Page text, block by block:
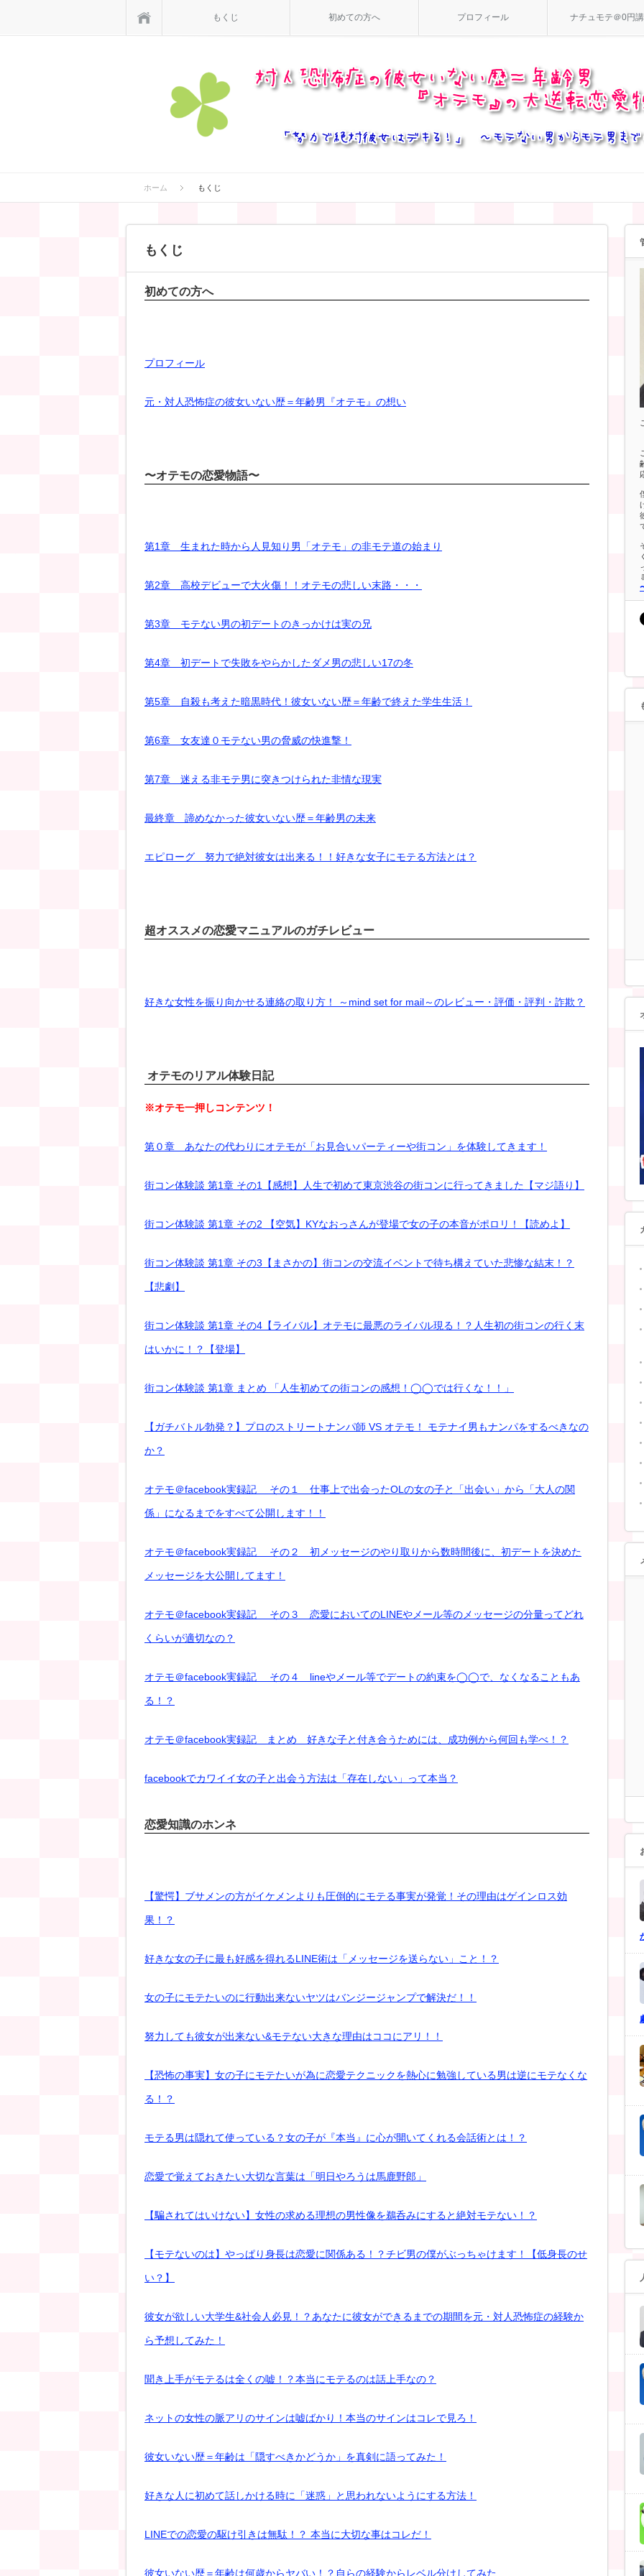
もくじ 初めての方へ プロフィール ナチュモテ＠0円
ホーム もくじ
もくじ
初めての方へ
プロフィール
元・対人恐怖症の彼女いない歴＝年齢男『オテモ』の想い
〜オテモの恋愛物語〜
第1章 生まれた時から人見知り男「オテモ」の非モテ道の始まり
第2章 高校デビューで大火傷！！オテモの悲しい末路・・・
第3章 モテない男の初デートのきっかけは実の兄
第4章 初デートで失敗をやらかしたダメ男の悲しい17の冬
第5章 自殺も考えた暗黒時代！彼女いない歴＝年齢で終えた学生生活！
第6章 女友達０モテない男の脅威の快進撃！
第7章 迷える非モテ男に突きつけられた非情な現実
最終章 諦めなかった彼女いない歴＝年齢男の未来
エピローグ 努力で絶対彼女は出来る！！好きな女子にモテる方法とは？
超オススメの恋愛マニュアルのガチレビュー
好きな女性を振り向かせる連絡の取り方！ ～mind set for mail～のレビュー・評価・評判・詐欺？
オテモのリアル体験日記
※オテモ一押しコンテンツ！
第０章 あなたの代わりにオテモが「お見合いパーティーや街コン」を体験してきます！
街コン体験談 第1章 その1【感想】人生で初めて東京渋谷の街コンに行ってきました【マジ語り】
街コン体験談 第1章 その2 【空気】KYなおっさんが登場で女の子の本音がポロリ！【読めよ】
街コン体験談 第1章 その3【まさかの】街コンの交流イベントで待ち構えていた悲惨な結末！？
【悲劇】
街コン体験談 第1章 その4【ライバル】オテモに最悪のライバル現る！？人生初の街コンの行く末
はいかに！？【登場】
街コン体験談 第1章 まとめ 「人生初めての街コンの感想！◯◯では行くな！！」
【ガチバトル勃発？】プロのストリートナンパ師 VS オテモ！ モテナイ男もナンパをするべきなの
か？
オテモ＠facebook実録記 その１ 仕事上で出会ったOLの女の子と「出会い」から「大人の関
係」になるまでをすべて公開します！！
オテモ＠facebook実録記 その２ 初メッセージのやり取りから数時間後に、初デートを決めた
メッセージを大公開してます！
オテモ＠facebook実録記 その３ 恋愛においてのLINEやメール等のメッセージの分量ってどれ
くらいが適切なの？
オテモ＠facebook実録記 その４ lineやメール等でデートの約束を◯◯で、なくなることもあ
る！？
オテモ＠facebook実録記 まとめ 好きな子と付き合うためには、成功例から何回も学べ！？
facebookでカワイイ女の子と出会う方法は「存在しない」って本当？
恋愛知識のホンネ
【驚愕】ブサメンの方がイケメンよりも圧倒的にモテる事実が発覚！その理由はゲインロス効
果！？
好きな女の子に最も好感を得れるLINE術は「メッセージを送らない」こと！？
女の子にモテたいのに行動出来ないヤツはバンジージャンプで解決だ！！
努力しても彼女が出来ない&モテない大きな理由はココにアリ！！
【恐怖の事実】女の子にモテたいが為に恋愛テクニックを熱心に勉強している男は逆にモテなくな
る！？
モテる男は隠れて使っている？女の子が『本当』に心が開いてくれる会話術とは！？
恋愛で覚えておきたい大切な言葉は「明日やろうは馬鹿野郎」
【騙されてはいけない】女性の求める理想の男性像を鵜呑みにすると絶対モテない！？
【モテないのは】やっぱり身長は恋愛に関係ある！？チビ男の僕がぶっちゃけます！【低身長のせ
い？】
彼女が欲しい大学生&社会人必見！？あなたに彼女ができるまでの期間を元・対人恐怖症の経験か
ら予想してみた！
聞き上手がモテるは全くの嘘！？本当にモテるのは話上手なの？
ネットの女性の脈アリのサインは嘘ばかり！本当のサインはコレで見ろ！
彼女いない歴＝年齢は「隠すべきかどうか」を真剣に語ってみた！
好きな人に初めて話しかける時に「迷惑」と思われないようにする方法！
LINEでの恋愛の駆け引きは無駄！？ 本当に大切な事はコレだ！
彼女いない歴＝年齢は何歳からヤバい！？自らの経験からレベル分けしてみた